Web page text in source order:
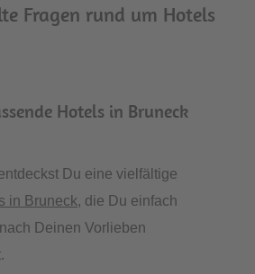
Fragen rund um Hotels
Hotels in Bruneck
Du eine vielfältige
in Bruneck, die Du einfach
Deinen Vorlieben